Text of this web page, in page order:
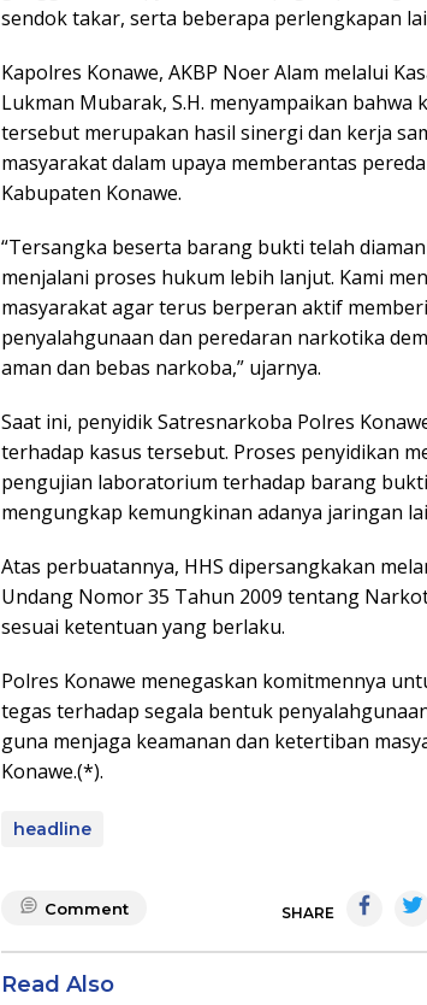
sendok takar, serta beberapa perlengkapan
Kapolres Konawe, AKBP Noer Alam melalui
Lukman Mubarak, S.H. menyampaikan
tersebut merupakan hasil sinergi dan kerja
masyarakat dalam upaya memberantas
Kabupaten Konawe.
“Tersangka beserta barang bukti telah
menjalani proses hukum lebih lanjut. Kami
masyarakat agar terus berperan aktif
penyalahgunaan dan peredaran narkotika
aman dan bebas narkoba,” ujarnya.
Saat ini, penyidik Satresnarkoba Polres
terhadap kasus tersebut. Proses penyidikan
pengujian laboratorium terhadap barang
mengungkap kemungkinan adanya jaringan
Atas perbuatannya, HHS dipersangkakan
Undang Nomor 35 Tahun 2009 tentang
sesuai ketentuan yang berlaku.
Polres Konawe menegaskan komitmennya
tegas terhadap segala bentuk
guna menjaga keamanan dan ketertiban
Konawe.(*).
headline
Comment SHARE
Read Also